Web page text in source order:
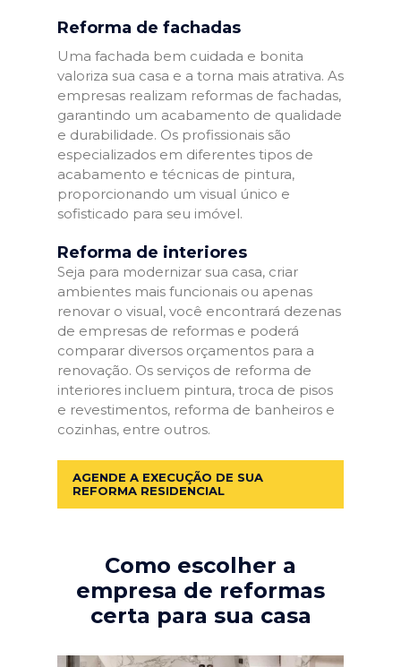
Reforma de fachadas
Uma fachada bem cuidada e bonita
valoriza sua casa e a torna mais atrativa. As
empresas realizam reformas de fachadas,
garantindo um acabamento de qualidade
e durabilidade. Os profissionais são
especializados em diferentes tipos de
acabamento e técnicas de pintura,
proporcionando um visual único e
sofisticado para seu imóvel.
Reforma de interiores
Seja para modernizar sua casa, criar
ambientes mais funcionais ou apenas
renovar o visual, você encontrará dezenas
de empresas de reformas e poderá
comparar diversos orçamentos para a
renovação. Os serviços de reforma de
interiores incluem pintura, troca de pisos
e revestimentos, reforma de banheiros e
cozinhas, entre outros.
AGENDE A EXECUÇÃO DE SUA
REFORMA RESIDENCIAL
Como escolher a
empresa de reformas
certa para sua casa